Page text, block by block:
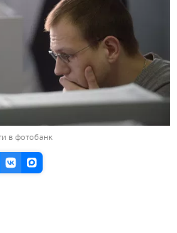
в фотобанк